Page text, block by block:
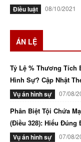
Điều luật 08/10/2021
ÁN LỆ
Tỷ Lệ % Thương Tích
Hình Sự? Cập Nhật
Vụ án hình sự 07/08/
Phân Biệt Tội Chứa
(Điều 328): Hiểu Đúng
Vụ án hình sự 07/08/